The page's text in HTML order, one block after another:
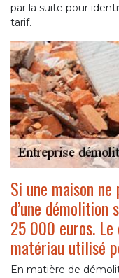
par la suite pour
tarif.
Si une maison
d’une
25 000 euros.
matériau utilisé
En matière de